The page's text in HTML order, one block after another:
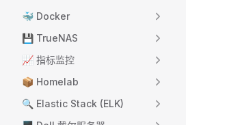
🐳 Docker
💾 TrueNAS
📈 指标监控
📦 Homelab
🔍 Elastic Stack (ELK)